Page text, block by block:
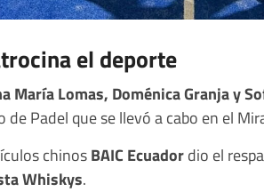
el deporte
María Lomas, Doménica Granja y
Padel que se llevó a cabo en el
chinosBAIC Ecuadordio el
Whiskys.